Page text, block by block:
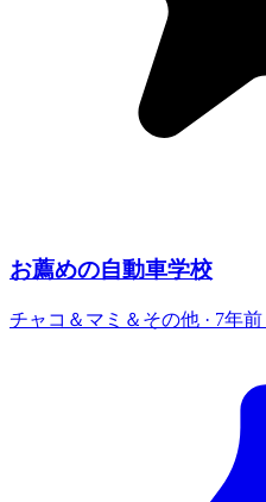
お薦めの自動車学校
チャコ＆マミ＆その他 · 7年前